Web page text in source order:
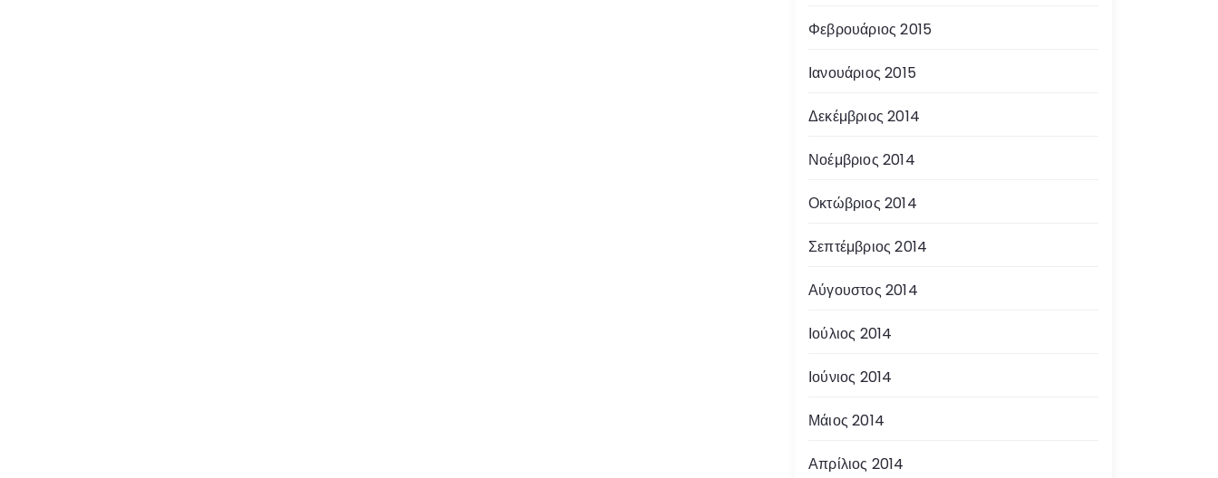
Φεβρουάριος 2015
Ιανουάριος 2015
Δεκέμβριος 2014
Νοέμβριος 2014
Οκτώβριος 2014
Σεπτέμβριος 2014
Αύγουστος 2014
Ιούλιος 2014
Ιούνιος 2014
Μάιος 2014
Απρίλιος 2014